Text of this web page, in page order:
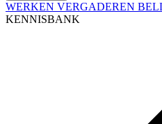
WERKEN VERGADEREN
KENNISBANK